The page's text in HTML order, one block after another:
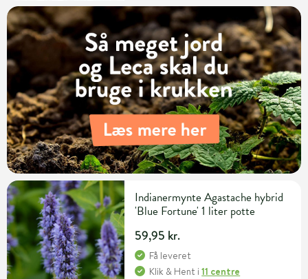
Indianermynte Agastache hybrid
'Blue Fortune' 1 liter potte
59,95 kr.
Få leveret
Klik & Hent i11 centre